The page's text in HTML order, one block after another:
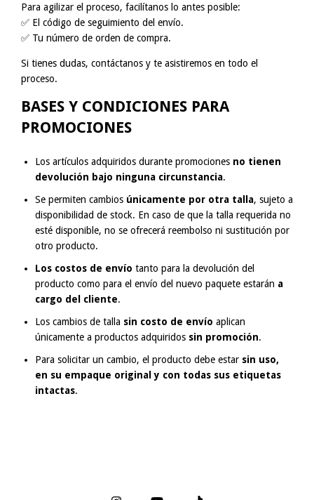
Para agilizar el proceso, facilítanos lo antes posible:
✅ El código de seguimiento del envío.
✅ Tu número de orden de compra.
Si tienes dudas, contáctanos y te asistiremos en todo el
proceso.
BASES Y CONDICIONES PARA
PROMOCIONES
Los artículos adquiridos durante promociones no tienen
devolución bajo ninguna circunstancia.
Se permiten cambios únicamente por otra talla, sujeto a
disponibilidad de stock. En caso de que la talla requerida no
esté disponible, no se ofrecerá reembolso ni sustitución por
otro producto.
Los costos de envío tanto para la devolución del
producto como para el envío del nuevo paquete estarán a
cargo del cliente.
Los cambios de talla sin costo de envío aplican
únicamente a productos adquiridos sin promoción.
Para solicitar un cambio, el producto debe estar sin uso,
en su empaque original y con todas sus etiquetas
intactas.